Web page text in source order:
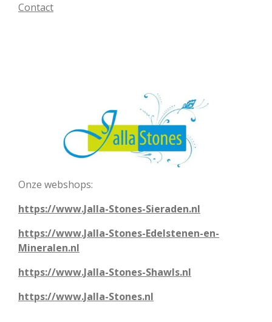
Contact
Onze webshops:
https://www.Jalla-Stones-Sieraden.nl
https://www.Jalla-Stones-Edelstenen-en-
Mineralen.nl
https://www.Jalla-Stones-Shawls.nl
https://www.Jalla-Stones.nl